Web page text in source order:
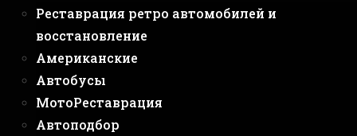
Реставрация ретро автомобилей и
восстановление
Американские
Автобусы
МотоРеставрация
Автоподбор